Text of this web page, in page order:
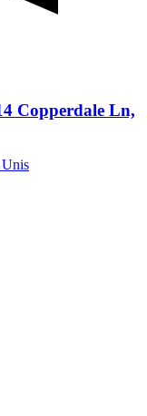
Copperdale Ln,